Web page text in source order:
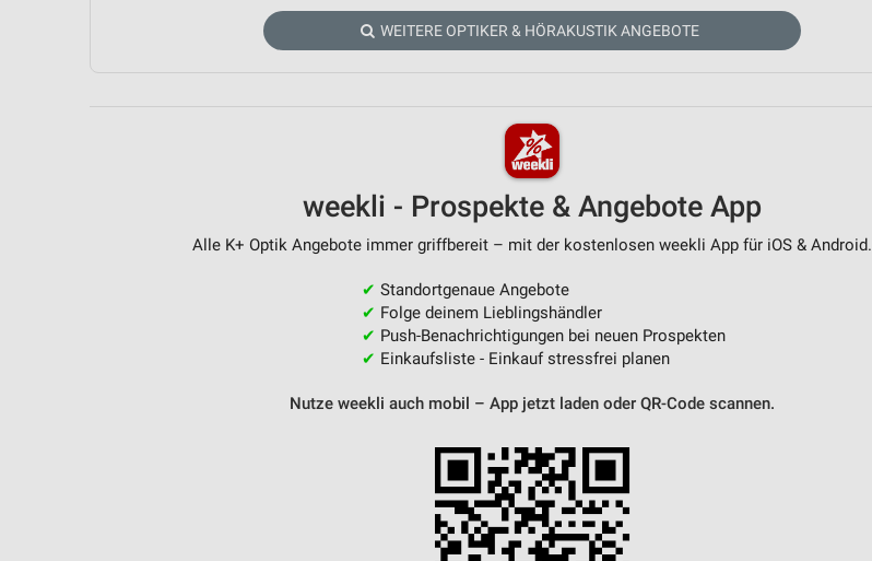
WEITERE OPTIKER & HÖRAKUSTIK ANGEBOTE
weekli - Prospekte & Angebote App
Alle K+ Optik Angebote immer griffbereit – mit der kostenlosen weekli App für iOS & Android.
✔ Standortgenaue Angebote
✔ Folge deinem Lieblingshändler
✔ Push-Benachrichtigungen bei neuen Prospekten
✔ Einkaufsliste - Einkauf stressfrei planen
Nutze weekli auch mobil – App jetzt laden oder QR-Code scannen.